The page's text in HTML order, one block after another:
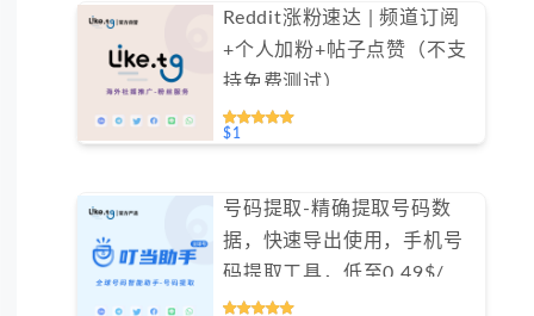
Reddit涨粉速达 | 频道订阅
+个人加粉+帖子点赞（不支
持免费测试）
$1
号码提取-精确提取号码数
据，快速导出使用，手机号
码提取工具，低至0.49$/天
#GN020